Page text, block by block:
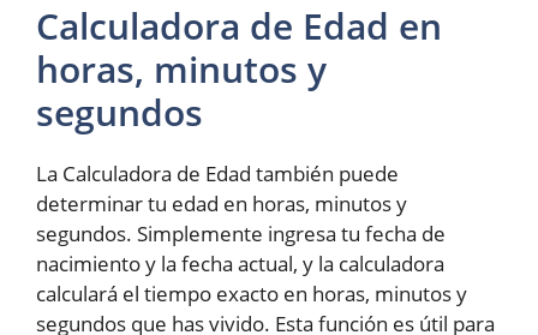
Calculadora de Edad en
horas, minutos y
segundos
La Calculadora de Edad también puede
determinar tu edad en horas, minutos y
segundos. Simplemente ingresa tu fecha de
nacimiento y la fecha actual, y la calculadora
calculará el tiempo exacto en horas, minutos y
segundos que has vivido. Esta función es útil para